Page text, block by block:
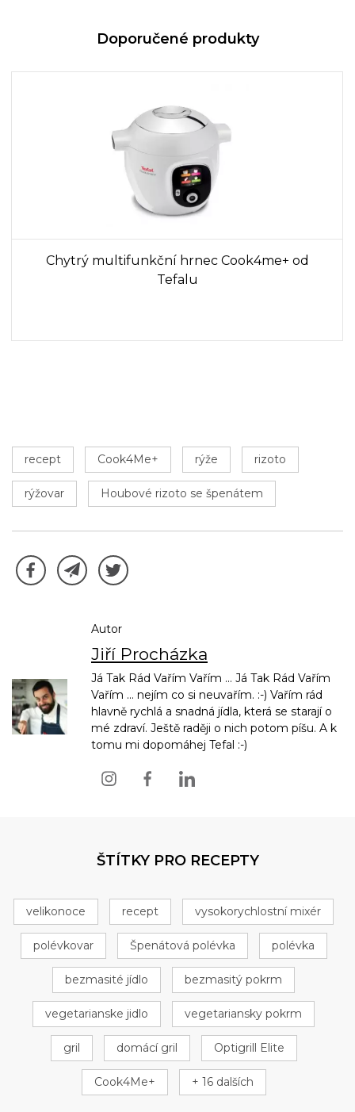
Doporučené produkty
Chytrý multifunkční hrnec Cook4me+ od
Tefalu
recept Cook4Me+ rýže rizoto
rýžovar Houbové rizoto se špenátem
Autor
Jiří Procházka
Já Tak Rád Vařím Vařím ... Já Tak Rád Vařím
Vařím ... nejím co si neuvařím. :-) Vařím rád
hlavně rychlá a snadná jídla, která se starají o
mé zdraví. Ještě raději o nich potom píšu. A k
tomu mi dopomáhej Tefal :-)
ŠTÍTKY PRO RECEPTY
velikonoce recept vysokorychlostní mixér
polévkovar Špenátová polévka polévka
bezmasité jídlo bezmasitý pokrm
vegetarianske jidlo vegetariansky pokrm
gril domácí gril Optigrill Elite
Cook4Me+ + 16 dalších